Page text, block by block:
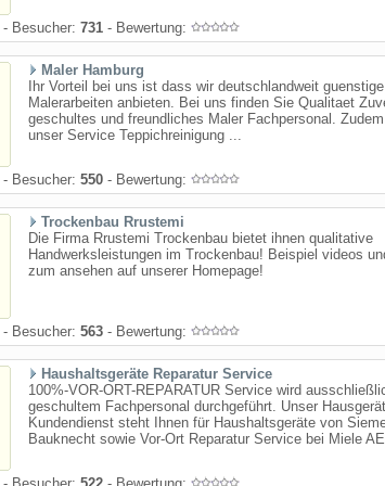
- Besucher: 731 - Bewertung:
Maler Hamburg
Ihr Vorteil bei uns ist dass wir deutschlandweit
Malerarbeiten anbieten. Bei uns finden Sie Qualitaet
geschultes und freundliches Maler Fachpersonal.
unser Service Teppichreinigung ...
- Besucher: 550 - Bewertung:
Trockenbau Rrustemi
Die Firma Rrustemi Trockenbau bietet ihnen qualitative
Handwerksleistungen im Trockenbau! Beispiel videos
zum ansehen auf unserer Homepage!
- Besucher: 563 - Bewertung:
Haushaltsgeräte Reparatur Service
100%-VOR-ORT-REPARATUR Service wird
geschultem Fachpersonal durchgeführt. Unser
Kundendienst steht Ihnen für Haushaltsgeräte von
Bauknecht sowie Vor-Ort Reparatur Service bei Miele